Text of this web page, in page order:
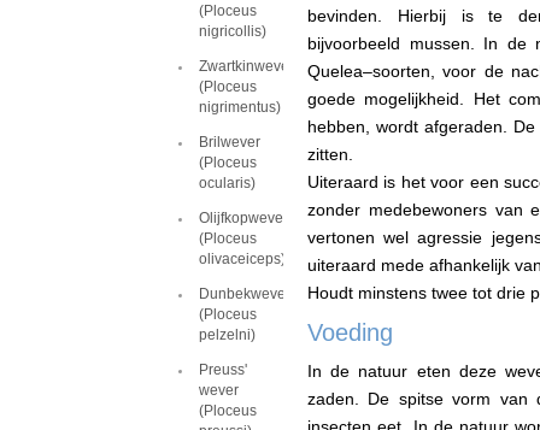
(Ploceus
nigricollis)
Zwartkinwever
(Ploceus
nigrimentus)
Brilwever
(Ploceus
ocularis)
Olijfkopwever
(Ploceus
olivaceiceps)
Dunbekwever
(Ploceus
pelzelni)
Preuss'
wever
(Ploceus
bevinden. Hierbij is te
bijvoorbeeld mussen. In de
Quelea–soorten, voor de
goede mogelijkheid. Het
hebben, wordt afgeraden.
zitten.
Uiteraard is het voor een
zonder medebewoners van
vertonen wel agressie
uiteraard mede afhankelijk
Houdt minstens twee tot drie
Voeding
In de natuur eten deze
zaden. De spitse vorm van